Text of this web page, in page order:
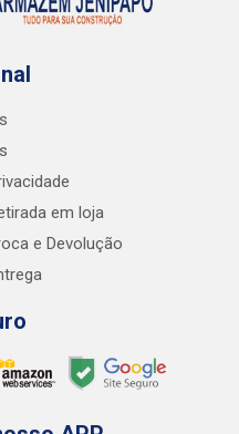
em loja
e Devolução